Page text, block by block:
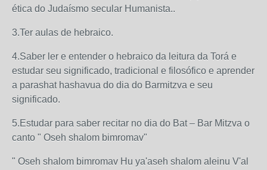
ética do Judaísmo secular Humanista..
3.Ter aulas de hebraico.
4.Saber ler e entender o hebraico da leitura da Torá e
estudar seu significado, tradicional e filosófico e aprender
a parashat hashavua do dia do Barmitzva e seu
significado.
5.Estudar para saber recitar no dia do Bat – Bar Mitzva o
canto " Oseh shalom bimromav"
" Oseh shalom bimromav Hu ya'aseh shalom aleinu V'al